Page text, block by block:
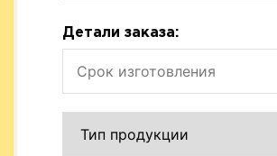
Детали заказа: